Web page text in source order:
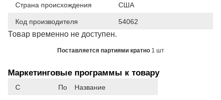
Страна происхождения США
Код производителя 54062
Товар временно не доступен.
Поставляется партиями кратно 1 шт
Маркетинговые программы к товару
С По Название